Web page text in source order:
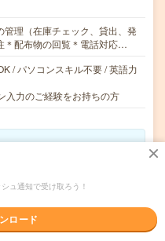
管理（在庫チェック、貸出、発
＊配布物の回覧＊電話対応…
/ パソコンスキル不要 / 英語力
入力のご経験をお持ちの方
ュ通知で受け取ろう！
ロード